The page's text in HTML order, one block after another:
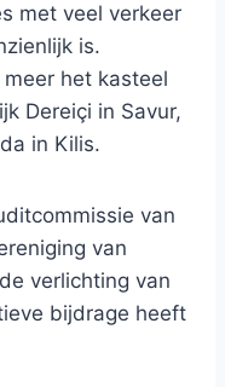
met veel verkeer
is.
het kasteel
Dereiçi in Savur,
in Kilis.
van
van
verlichting van
bijdrage heeft